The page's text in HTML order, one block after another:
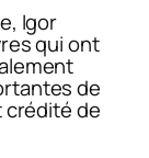
Igor
qui ont
de
crédité de